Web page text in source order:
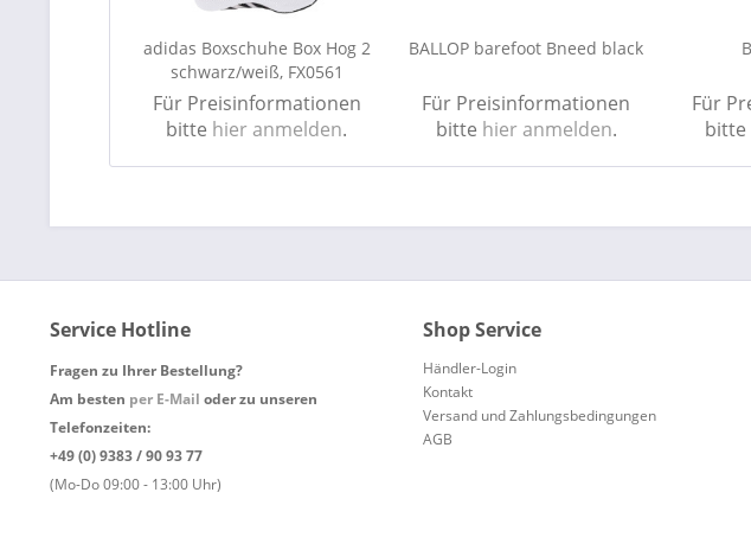
adidas Boxschuhe Box Hog 2
schwarz/weiß, FX0561
Für Preisinformationen
bitte hier anmelden.
BALLOP barefoot Bneed black
Für Preisinformationen
bitte hier anmelden.
Für
bitte
Service Hotline
Fragen zu Ihrer Bestellung?
Am besten per E-Mail oder zu unseren
Telefonzeiten:
+49 (0) 9383 / 90 93 77
(Mo-Do 09:00 - 13:00 Uhr)
Shop Service
Händler-Login
Kontakt
Versand und Zahlungsbedingungen
AGB